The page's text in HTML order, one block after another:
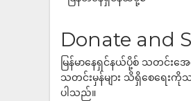
Donate and
မြန်မာနေရှင်နယ်ပို့စ် သတင်းအ
သတင်းမှန်များ သိရှိစေရေးကို
ပါသည်။